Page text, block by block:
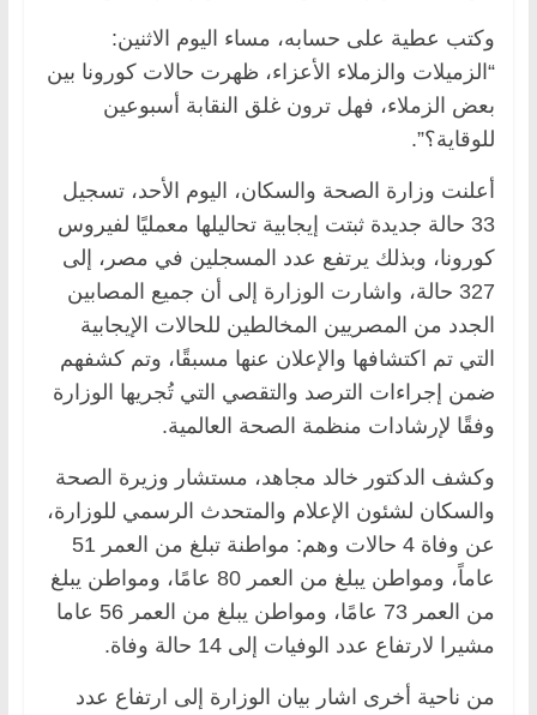
وكتب عطية على حسابه، مساء اليوم الاثنين:
“الزميلات والزملاء الأعزاء، ظهرت حالات كورونا بين
بعض الزملاء، فهل ترون غلق النقابة أسبوعين
للوقاية؟”.
أعلنت وزارة الصحة والسكان، اليوم الأحد، تسجيل
33 حالة جديدة ثبتت إيجابية تحاليلها معمليًا لفيروس
كورونا، وبذلك يرتفع عدد المسجلين في مصر، إلى
327 حالة، واشارت الوزارة إلى أن جميع المصابين
الجدد من المصريين المخالطين للحالات الإيجابية
التي تم اكتشافها والإعلان عنها مسبقًا، وتم كشفهم
ضمن إجراءات الترصد والتقصي التي تُجريها الوزارة
وفقًا لإرشادات منظمة الصحة العالمية.
وكشف الدكتور خالد مجاهد، مستشار وزيرة الصحة
والسكان لشئون الإعلام والمتحدث الرسمي للوزارة،
عن وفاة 4 حالات وهم: مواطنة تبلغ من العمر 51
عاماً، ومواطن يبلغ من العمر 80 عامًا، ومواطن يبلغ
من العمر 73 عامًا، ومواطن يبلغ من العمر 56 عاما
مشيرا لارتفاع عدد الوفيات إلى 14 حالة وفاة.
من ناحية أخرى اشار بيان الوزارة إلى ارتفاع عدد